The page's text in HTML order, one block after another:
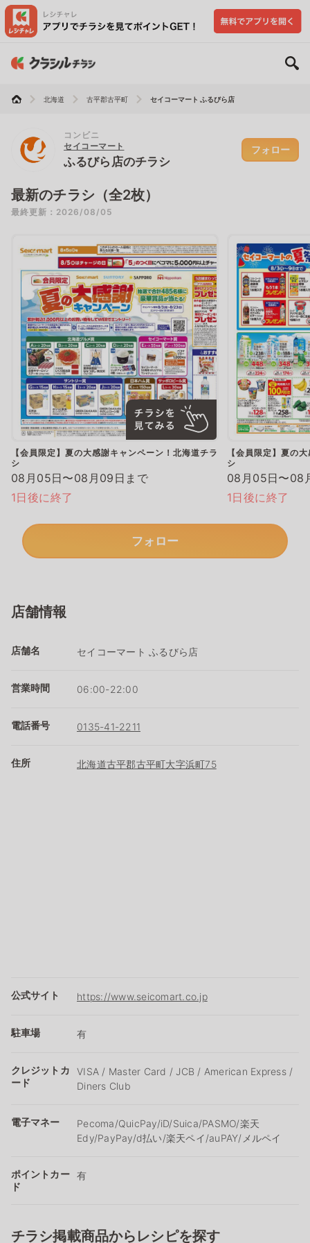
北海道 古平郡古平町 セイコーマート ふるびら店
コンビニ
セイコーマート
ふるびら店のチラシ
フォロー
最新のチラシ（全2枚）
最終更新：2026/08/05
【会員限定】夏の大感謝キャンペーン！北海道チラ
シ
08月05日〜08月09日まで
1日後に終了
【会員限定】夏の
シ
08月05日〜08
1日後に終了
フォロー
店舗情報
店舗名 セイコーマート ふるびら店
営業時間 06:00-22:00
電話番号 0135-41-2211
住所 北海道古平郡古平町大字浜町75
公式サイト https://www.seicomart.co.jp
駐車場 有
クレジットカ
ード
VISA / Master Card / JCB / American Express /
Diners Club
電子マネー
Pecoma/QuicPay/iD/Suica/PASMO/楽天
Edy/PayPay/d払い/楽天ペイ/auPAY/メルペイ
ポイントカー
ド
有
チラシ掲載商品からレシピを探す